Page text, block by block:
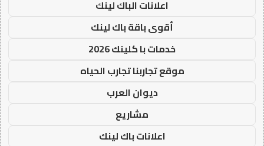
اعلانات الباك لينك
أقوى باقة باك لينك
خدمات با كلينك 2026
موقع تجاربنا تجارب الحياه
ديوان العرب
مشاريع
اعلانات باك لينك